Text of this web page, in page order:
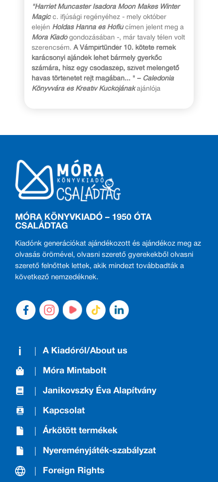
"Harriet Muncaster Isadora Moon Makes Winter
Magicc. ifjúsági regényéhez - mely október
elején Holdas Hanna és Hófiúcímen jelent meg a
Móra Kiadógondozásában -, már tavaly télen volt
szerencsém. A Vámpírtündér 10. kötete remek
karácsonyi ajándék lehet bármely gyerkőc
számára, hisz egy csodaszép, szívet melengető
havas történetet rejt magában... " – Caledonia
Könyvvára és Kreatív Kuckójánakajánlója
MÓRA KÖNYVKIADÓ – 1950 ÓTA
CSALÁDTAG
Kiadónk generációkat ajándékozott és ajándékoz meg az
olvasás örömével, olvasni szerető gyerekekből olvasni
szerető felnőttek lettek, akik mindezt továbbadták a
következő nemzedéknek.
A Kiadóról/About us
Móra Mintabolt
Janikovszky Éva Alapítvány
Kapcsolat
Árkötött termékek
Nyereményjáték-szabályzat
Foreign Rights